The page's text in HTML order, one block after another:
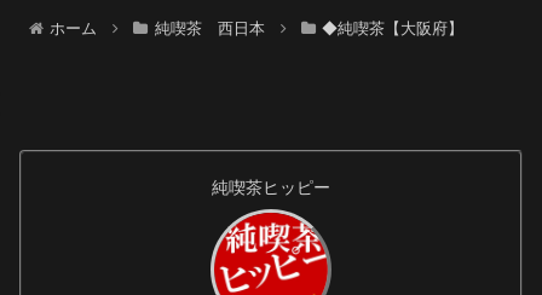
ホーム 純喫茶 西日本 ◆純喫茶【大阪府】
純喫茶ヒッピー